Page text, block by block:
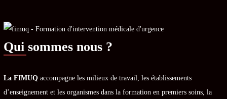
Qui sommes nous ?
La FIMUQ accompagne les milieux de travail, les établissements
d’enseignement et les organismes dans la formation en premiers soins, la